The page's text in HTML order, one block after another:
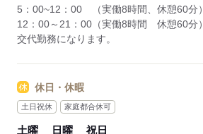
5：00~12：00 （実働8時間、休憩60分）
12：00～21：00（実働8時間 休憩60分）
交代勤務になります。
休日・休暇
土日祝休 家庭都合休可
土曜 日曜 祝日